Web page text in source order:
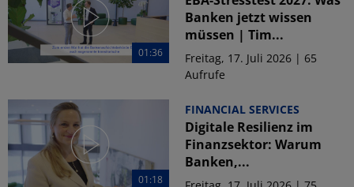
01:36
Banken jetzt wissen
müssen | Tim...
Freitag, 17. Juli 2026 | 65
Aufrufe
01:18
FINANCIAL SERVICES
Digitale Resilienz im
Finanzsektor: Warum
Banken,...